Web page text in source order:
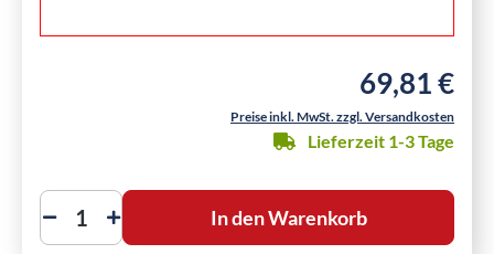
Regulärer
69,81 €
Preise inkl. MwSt. zzgl. Versandkosten
Lieferzeit 1-3 Tage
In den Warenkorb